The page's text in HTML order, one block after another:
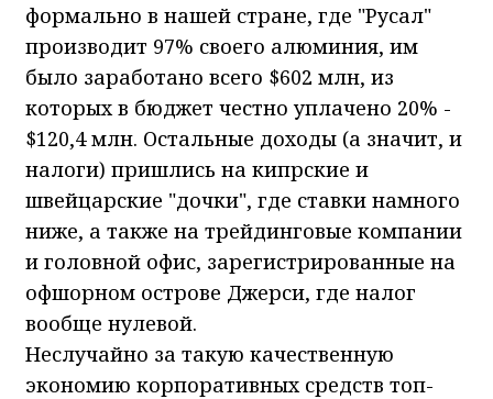
формально в нашей стране, где "Русал"
производит 97% своего алюминия, им
было заработано всего $602 млн, из
которых в бюджет честно уплачено 20% -
$120,4 млн. Остальные доходы (а значит, и
налоги) пришлись на кипрские и
швейцарские "дочки", где ставки намного
ниже, а также на трейдинговые компании
и головной офис, зарегистрированные на
офшорном острове Джерси, где налог
вообще нулевой.
Неслучайно за такую качественную
экономию корпоративных средств топ-